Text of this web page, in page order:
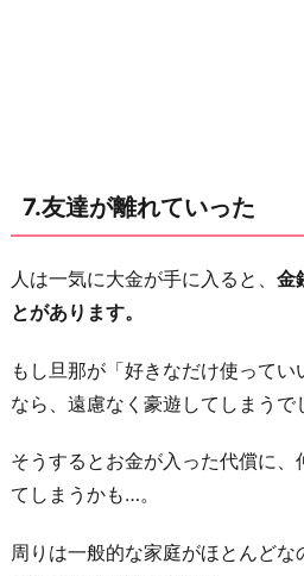
7.友達が離れていった
人は一気に大金が手に入ると、 金
とがあります。
もし旦那が「好きなだけ使ってい
なら、遠慮なく豪遊してしまうで
そうするとお金が入った代償に
てしまうかも…。
周りは一般的な家庭がほとんどな